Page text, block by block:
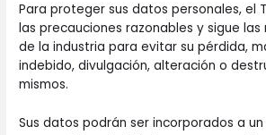
Para proteger sus datos personales, el
las precauciones razonables y sigue
de la industria para evitar su pérdida,
indebido, divulgación, alteración o
mismos.
Sus datos podrán ser incorporados a